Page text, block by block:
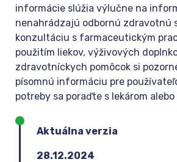
informácie slúžia výlučne na
nenahrádzajú odbornú zdravotnú
konzultáciu s farmaceutickým
použitím liekov, výživových
zdravotníckych pomôcok si
písomnú informáciu pre
potreby sa poraďte s lekárom alebo
Aktuálna verzia
28.12.2024